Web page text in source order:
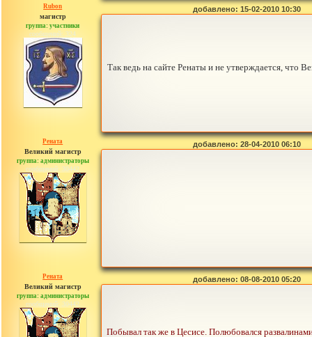
Rubon
магистр
группа: участники
сообщений: 324
добавлено: 15-02-2010 10:30
Так ведь на сайте Ренаты и не утверждается, что
Рената
Великий магистр
группа: администраторы
сообщений: 30442
добавлено: 28-04-2010 06:10
Рената
Великий магистр
группа: администраторы
сообщений: 30442
добавлено: 08-08-2010 05:20
Побывал так же в Цесисе. Полюбовался